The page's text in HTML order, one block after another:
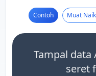
Contoh Muat
Tampal data
seret